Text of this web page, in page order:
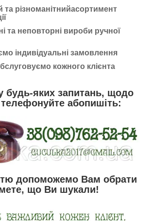
та різноманітнийасортимент
та неповторні вироби ручної
індивідуальні замовлення
кожного клієнта
будь-яких запитань, щодо
абопишіть:
допоможемо Вам обрати
що Ви шукали!